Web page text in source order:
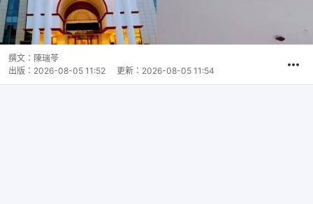
撰文： 陳瑞苓
出版： 2026-08-05 11:52 更新： 2026-08-05 11:54